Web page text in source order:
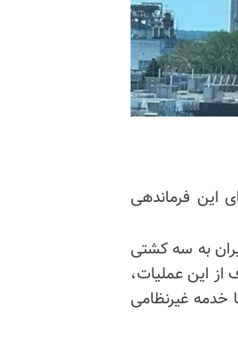
اعلام کرد که نیروهای این فرماندهی
به سه کشتی
این عملیات،
خدمه غیرنظامی